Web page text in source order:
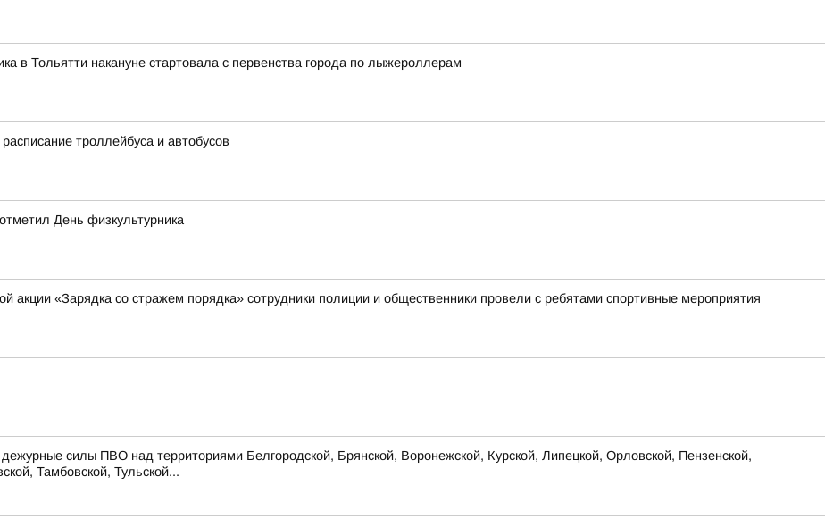
в Тольятти накануне стартовала с первенства города по лыжероллерам
троллейбуса и автобусов
День физкультурника
акции «Зарядка со стражем порядка» сотрудники полиции и общественники провели с ребятами спортивные мероприятия
силы ПВО над территориями Белгородской, Брянской, Воронежской, Курской, Липецкой, Орловской, Пензенской,
Тамбовской, Тульской...